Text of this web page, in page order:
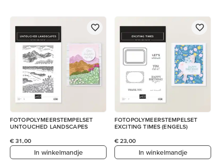
FOTOPOLYMEERSTEMPELSET
UNTOUCHED LANDSCAPES
€ 31,00
In winkelmandje
FOTOPOLYMEERSTEMPELSET
EXCITING TIMES (ENGELS)
€ 23,00
In winkelmandje